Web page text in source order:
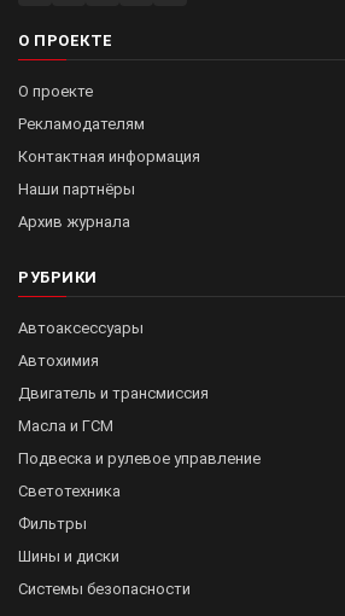
О ПРОЕКТЕ
О проекте
Рекламодателям
Контактная информация
Наши партнёры
Архив журнала
РУБРИКИ
Автоаксессуары
Автохимия
Двигатель и трансмиссия
Масла и ГСМ
Подвеска и рулевое управление
Светотехника
Фильтры
Шины и диски
Системы безопасности